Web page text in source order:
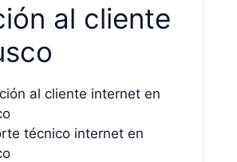
al cliente
al cliente internet en
técnico internet en